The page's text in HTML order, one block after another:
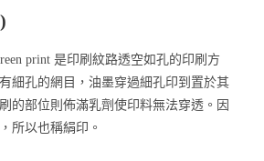
print 是印刷紋路透空如孔的印刷方
細孔的網目，油墨穿過細孔印到置於其
的部位則佈滿乳劑使印料無法穿透。因
所以也稱絹印。